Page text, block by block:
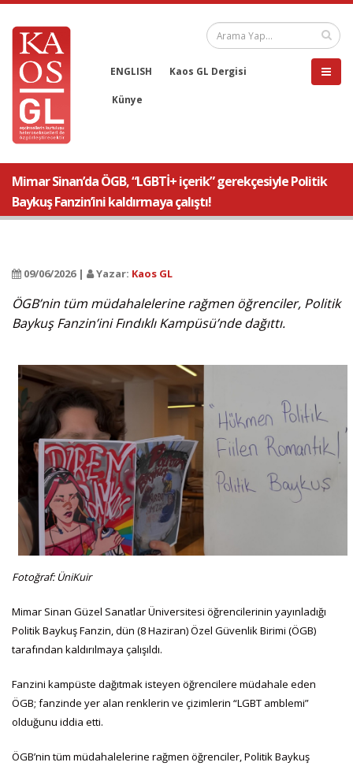
ENGLISH Kaos GL Dergisi
Künye
Mimar Sinan’da ÖGB, “LGBTİ+ içerik” gerekçesiyle Politik
Baykuş Fanzin’ini kaldırmaya çalıştı!
09/06/2026 | Yazar: Kaos GL
ÖGB’nin tüm müdahalelerine rağmen öğrenciler, Politik
Baykuş Fanzin’ini Fındıklı Kampüsü’nde dağıttı.
Fotoğraf: ÜniKuir
Mimar Sinan Güzel Sanatlar Üniversitesi öğrencilerinin yayınladığı
Politik Baykuş Fanzin, dün (8 Haziran) Özel Güvenlik Birimi (ÖGB)
tarafından kaldırılmaya çalışıldı.
Fanzini kampüste dağıtmak isteyen öğrencilere müdahale eden
ÖGB; fanzinde yer alan renklerin ve çizimlerin “LGBT amblemi”
olduğunu iddia etti.
ÖGB’nin tüm müdahalelerine rağmen öğrenciler, Politik Baykuş